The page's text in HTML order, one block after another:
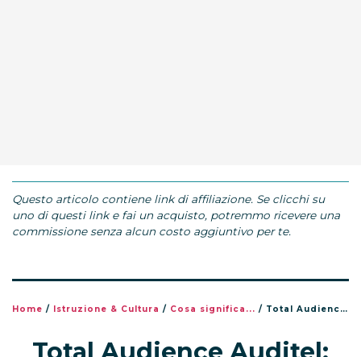
Questo articolo contiene link di affiliazione. Se clicchi su
uno di questi link e fai un acquisto, potremmo ricevere una
commissione senza alcun costo aggiuntivo per te.
Home / Istruzione & Cultura / Cosa significa... / Total Audience Auditel: come funziona il sistema di misurazione degli ascolti